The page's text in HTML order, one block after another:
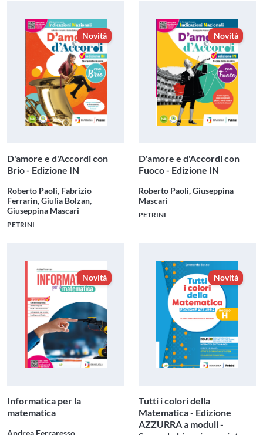
Novità
D'amore e d'Accordi con
Brio - Edizione IN
Roberto Paoli, Fabrizio
Ferrarin, Giulia Bolzan,
Giuseppina Mascari
PETRINI
Novità
D'amore e d'Accordi con
Fuoco - Edizione IN
Roberto Paoli, Giuseppina
Mascari
PETRINI
Novità
Informatica per la
matematica
Andrea Ferraresso
Novità
Tutti i colori della
Matematica - Edizione
AZZURRA a moduli -